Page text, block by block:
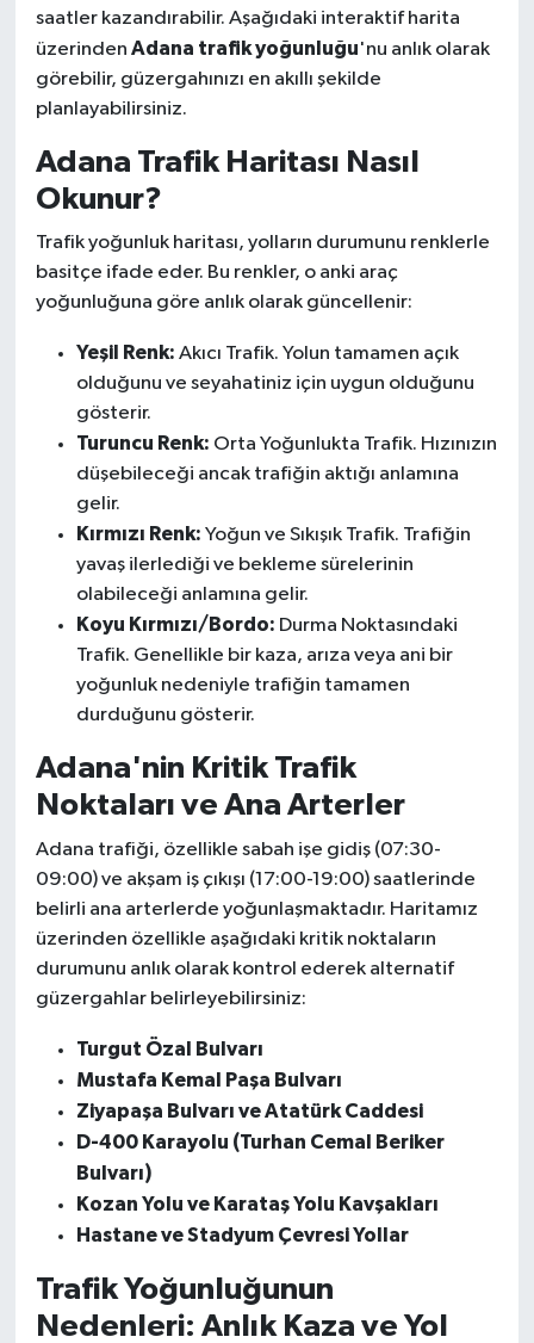
saatler kazandırabilir. Aşağıdaki interaktif harita
üzerinden Adana trafik yoğunluğu'nu anlık olarak
görebilir, güzergahınızı en akıllı şekilde
planlayabilirsiniz.
Adana Trafik Haritası Nasıl
Okunur?
Trafik yoğunluk haritası, yolların durumunu renklerle
basitçe ifade eder. Bu renkler, o anki araç
yoğunluğuna göre anlık olarak güncellenir:
Yeşil Renk: Akıcı Trafik. Yolun tamamen açık
olduğunu ve seyahatiniz için uygun olduğunu
gösterir.
Turuncu Renk: Orta Yoğunlukta Trafik. Hızınızın
düşebileceği ancak trafiğin aktığı anlamına
gelir.
Kırmızı Renk: Yoğun ve Sıkışık Trafik. Trafiğin
yavaş ilerlediği ve bekleme sürelerinin
olabileceği anlamına gelir.
Koyu Kırmızı/Bordo: Durma Noktasındaki
Trafik. Genellikle bir kaza, arıza veya ani bir
yoğunluk nedeniyle trafiğin tamamen
durduğunu gösterir.
Adana'nin Kritik Trafik
Noktaları ve Ana Arterler
Adana trafiği, özellikle sabah işe gidiş (07:30-
09:00) ve akşam iş çıkışı (17:00-19:00) saatlerinde
belirli ana arterlerde yoğunlaşmaktadır. Haritamız
üzerinden özellikle aşağıdaki kritik noktaların
durumunu anlık olarak kontrol ederek alternatif
güzergahlar belirleyebilirsiniz:
Turgut Özal Bulvarı
Mustafa Kemal Paşa Bulvarı
Ziyapaşa Bulvarı ve Atatürk Caddesi
D-400 Karayolu (Turhan Cemal Beriker
Bulvarı)
Kozan Yolu ve Karataş Yolu Kavşakları
Hastane ve Stadyum Çevresi Yollar
Trafik Yoğunluğunun
Nedenleri: Anlık Kaza ve Yol